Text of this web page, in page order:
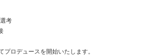
考
プロデュースを開始いたします。